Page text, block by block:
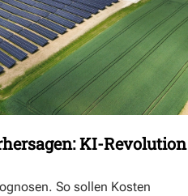
KI-Revolution
So sollen Kosten